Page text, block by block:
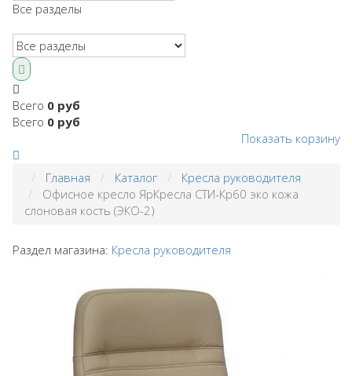
Все разделы
Всего 0 руб
Всего 0 руб
Показать корзину
Главная Каталог
Кресла руководителя
Офисное кресло ЯрКресла СТИ-Кр60 эко кожа
слоновая кость (ЭКО-2)
Раздел магазина: Кресла руководителя